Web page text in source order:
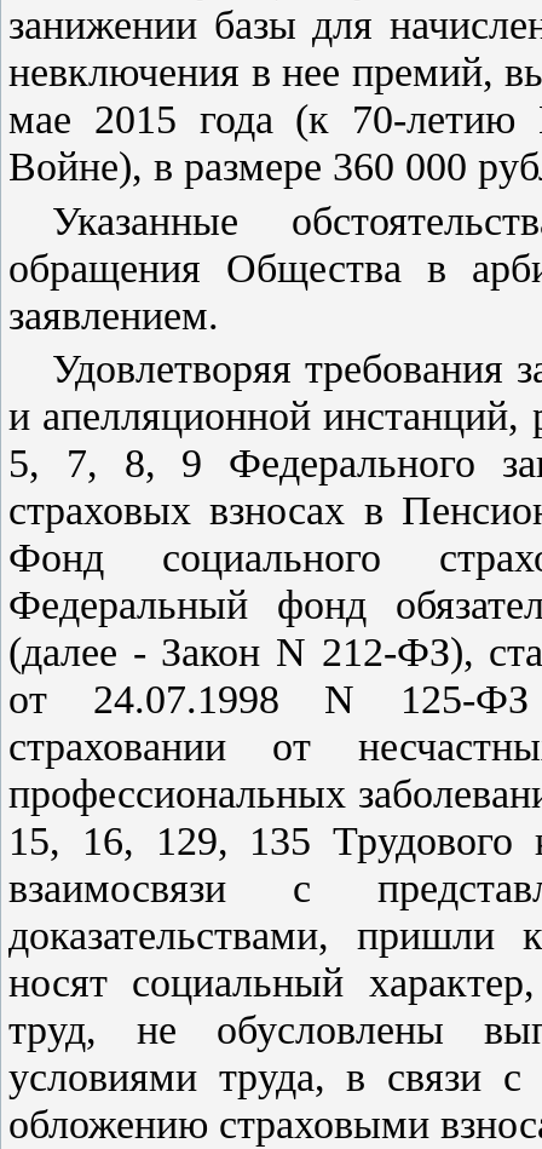
занижении базы для
невключения в нее премий,
мае 2015 года (к 70-летию
Войне), в размере 360 000
Указанные
обращения Общества в
заявлением.
Удовлетворяя требования
и апелляционной
5, 7, 8, 9 Федерального
страховых взносах в
Фонд социального
Федеральный фонд
(далее - Закон N 212-ФЗ),
от 24.07.1998 N 125-ФЗ
страховании от
профессиональных
15, 16, 129, 135 Трудового
взаимосвязи с
доказательствами,
носят социальный
труд, не обусловлены
условиями труда, в связи
обложению страховыми